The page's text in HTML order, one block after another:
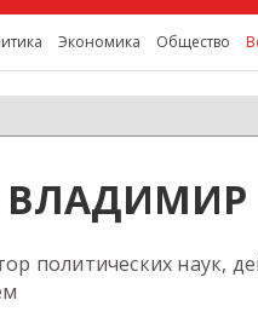
Экономика Общество
ВЛАДИМИР
политических наук,